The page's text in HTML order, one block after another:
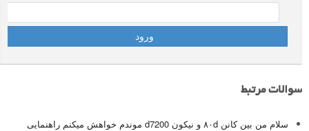
سوالات مرتبط
سلام من بین کانن ۸۰d و نیکون d7200 موندم خواهش میکنم راهنمایی